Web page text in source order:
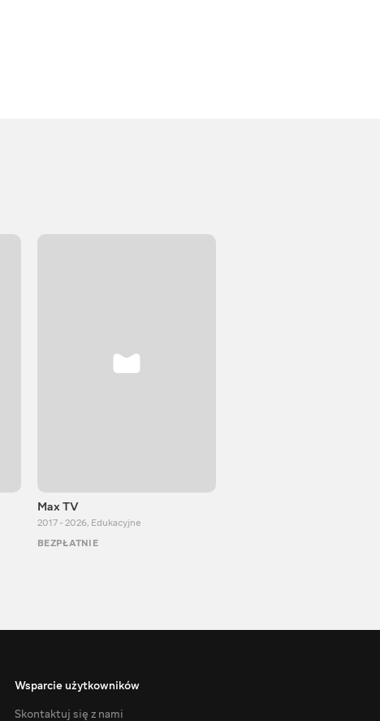
Max TV
2017 - 2026, Edukacyjne
BEZPŁATNIE
Wsparcie użytkowników
Skontaktuj się z nami